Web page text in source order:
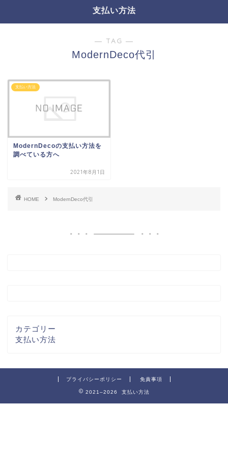
支払い方法
― TAG ―
ModernDeco代引
支払い方法
ModernDecoの支払い方法を
調べている方へ
2021年8月1日
HOME ModernDeco代引
カテゴリー
支払い方法
プライバシーポリシー 免責事項
2021–2026 支払い方法